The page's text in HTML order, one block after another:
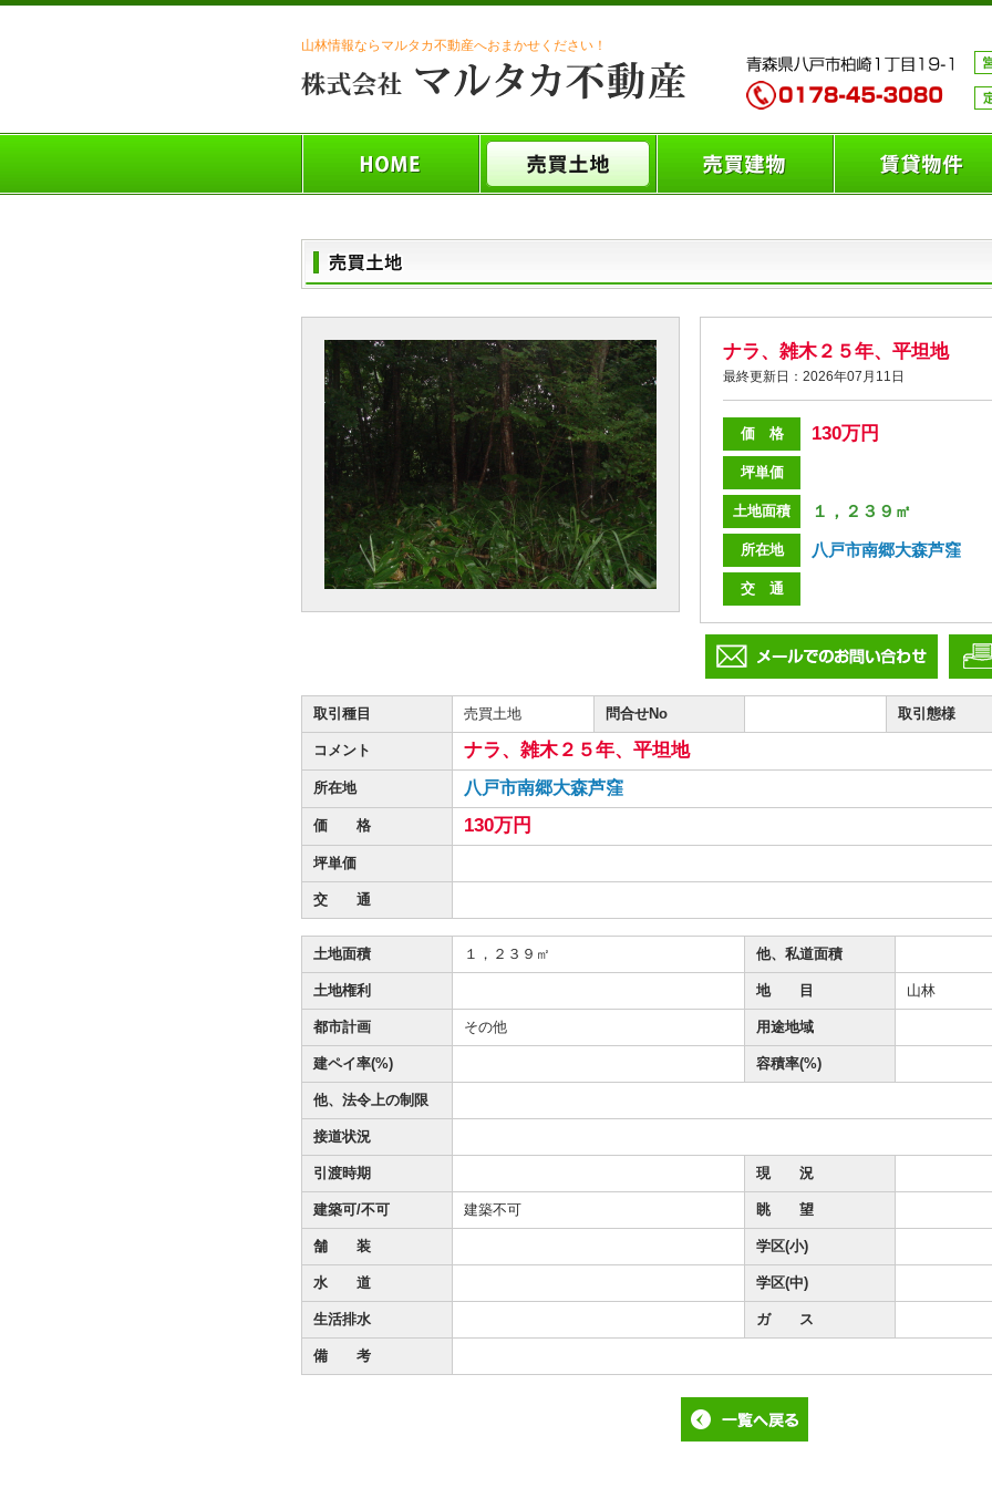
山林情報ならマルタカ不動産へおまかせください！
ナラ、雑木２５年、平坦地
最終更新日：2026年07月11日
価 格 130万円
坪単価
土地面積 １，２３９㎡
所在地 八戸市南郷大森芦窪
交 通
取引種目 売買土地 問合せNo 取引態様
コメント ナラ、雑木２５年、平坦地
所在地 八戸市南郷大森芦窪
価 格 130万円
坪単価
交 通
土地面積 １，２３９㎡ 他、私道面積
土地権利 地 目 山林
都市計画 その他 用途地域
建ペイ率(%) 容積率(%)
他、法令上の制限
接道状況
引渡時期 現 況
建築可/不可 建築不可 眺 望
舗 装 学区(小)
水 道 学区(中)
生活排水 ガ ス
備 考